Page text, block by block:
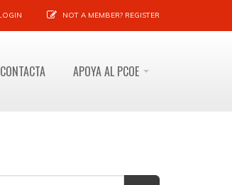
NOT A MEMBER? REGISTER
CONTACTA APOYA AL PCOE